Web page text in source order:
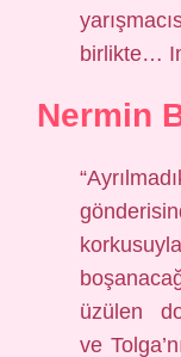
birlikte…
Nermin
üzülen
ve